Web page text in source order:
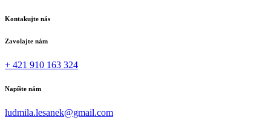
Kontakujte nás
Zavolajte nám
+ 421 910 163 324
Napíšte nám
ludmila.lesanek@gmail.com